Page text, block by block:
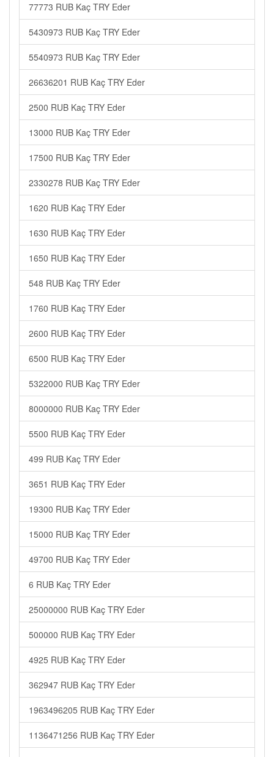
77773 RUB Kaç TRY Eder
5430973 RUB Kaç TRY Eder
5540973 RUB Kaç TRY Eder
26636201 RUB Kaç TRY Eder
2500 RUB Kaç TRY Eder
13000 RUB Kaç TRY Eder
17500 RUB Kaç TRY Eder
2330278 RUB Kaç TRY Eder
1620 RUB Kaç TRY Eder
1630 RUB Kaç TRY Eder
1650 RUB Kaç TRY Eder
548 RUB Kaç TRY Eder
1760 RUB Kaç TRY Eder
2600 RUB Kaç TRY Eder
6500 RUB Kaç TRY Eder
5322000 RUB Kaç TRY Eder
8000000 RUB Kaç TRY Eder
5500 RUB Kaç TRY Eder
499 RUB Kaç TRY Eder
3651 RUB Kaç TRY Eder
19300 RUB Kaç TRY Eder
15000 RUB Kaç TRY Eder
49700 RUB Kaç TRY Eder
6 RUB Kaç TRY Eder
25000000 RUB Kaç TRY Eder
500000 RUB Kaç TRY Eder
4925 RUB Kaç TRY Eder
362947 RUB Kaç TRY Eder
1963496205 RUB Kaç TRY Eder
1136471256 RUB Kaç TRY Eder